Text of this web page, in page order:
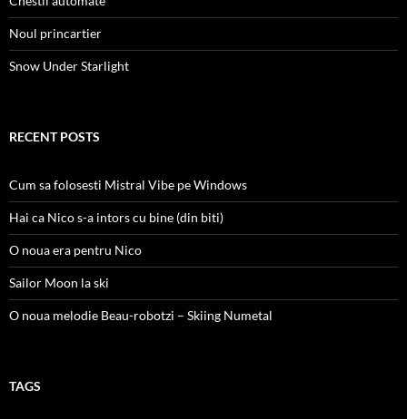
Noul princartier
Snow Under Starlight
RECENT POSTS
Cum sa folosesti Mistral Vibe pe Windows
Hai ca Nico s-a intors cu bine (din biti)
O noua era pentru Nico
Sailor Moon la ski
O noua melodie Beau-robotzi – Skiing Numetal
TAGS